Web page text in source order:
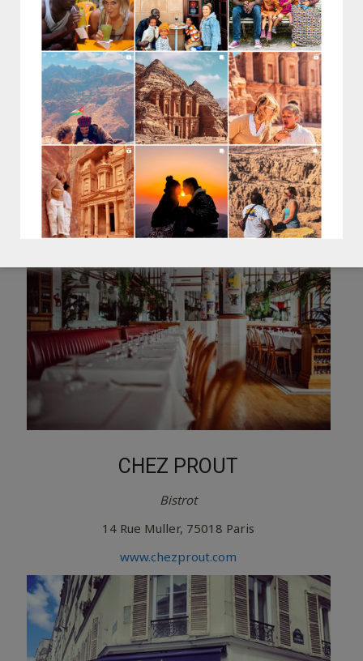
BOUILLON PIGALLE
Bouillon, Bistrot
22 Boulevard de Clichy, 75018 Paris
facebook.com/BouillonPigalle
CHEZ PROUT
Bistrot
14 Rue Muller, 75018 Paris
www.chezprout.com